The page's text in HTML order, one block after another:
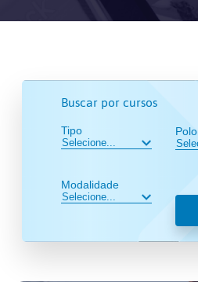
Buscar por cursos
Tipo
Modalidade
Polo